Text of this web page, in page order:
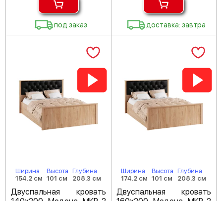
под заказ доставка: завтра
Ширина
154.2 см
Высота
101 см
Глубина
208.3 см
Двуспальная кровать
Ширина
174.2 см
Высота
101 см
Глубина
208.3 см
Двуспальная кровать